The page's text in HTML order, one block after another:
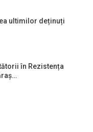
ultimilor deținuți
în Rezistența